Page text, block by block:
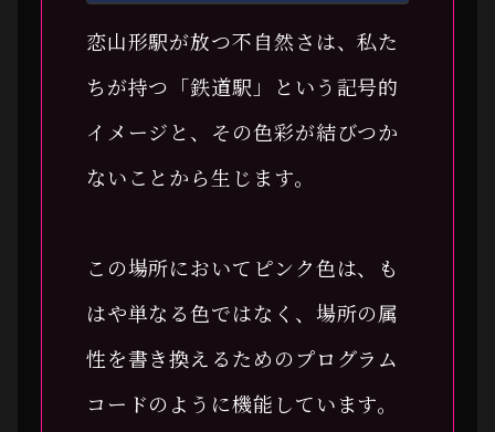
恋山形駅が放つ不自然さは、私た
ちが持つ「鉄道駅」という記号的
イメージと、その色彩が結びつか
ないことから生じます。
この場所においてピンク色は、も
はや単なる色ではなく、場所の属
性を書き換えるためのプログラム
コードのように機能しています。